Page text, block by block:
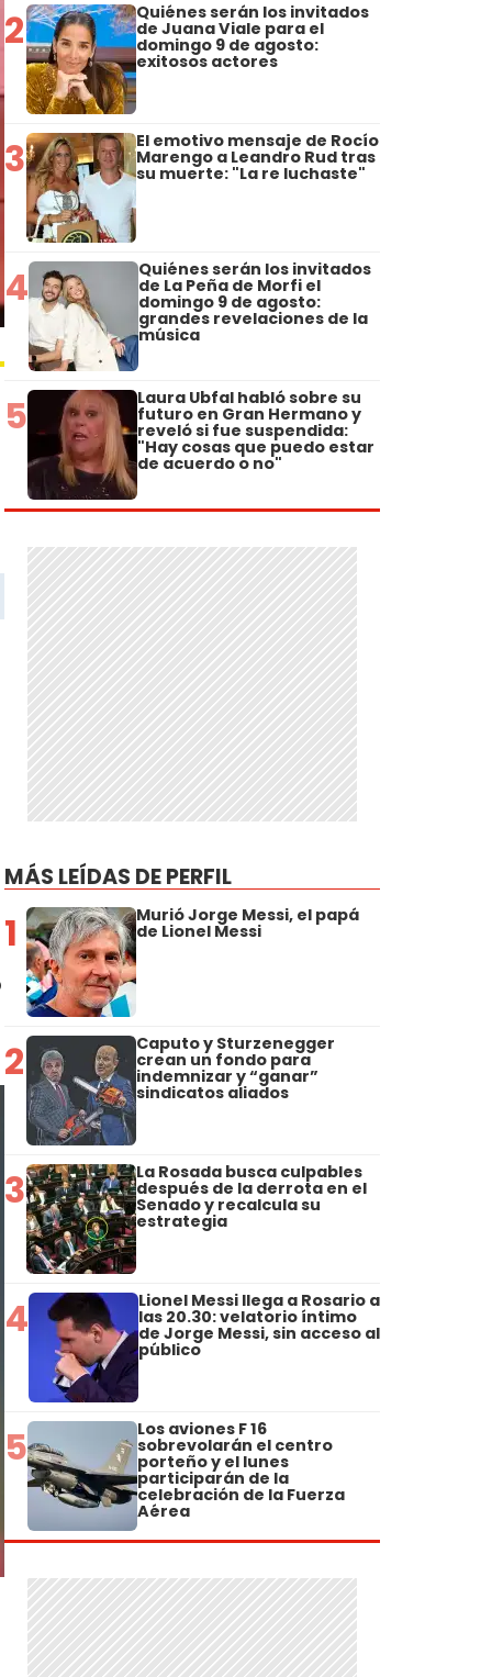
2 Quiénes serán los invitados
de Juana Viale para el
domingo 9 de agosto:
exitosos actores
3 El emotivo mensaje de Rocío
Marengo a Leandro Rud tras
su muerte: "La re luchaste"
4 Quiénes serán los invitados
de La Peña de Morfi el
domingo 9 de agosto:
grandes revelaciones de la
música
5 Laura Ubfal habló sobre su
futuro en Gran Hermano y
reveló si fue suspendida:
"Hay cosas que puedo estar
de acuerdo o no"
MÁS LEÍDAS DE PERFIL
1 Murió Jorge Messi, el papá
de Lionel Messi
2 Caputo y Sturzenegger
crean un fondo para
indemnizar y “ganar”
sindicatos aliados
3 La Rosada busca culpables
después de la derrota en el
Senado y recalcula su
estrategia
4 Lionel Messi llega a Rosario a
las 20.30: velatorio íntimo
de Jorge Messi, sin acceso al
público
5 Los aviones F 16
sobrevolarán el centro
porteño y el lunes
participarán de la
celebración de la Fuerza
Aérea